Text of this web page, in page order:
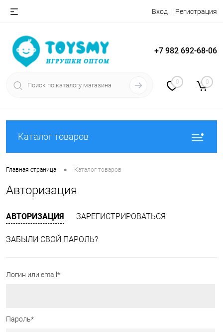
Вход Регистрация
+7 982 692-68-06
0 0
Каталог товаров
Главная страница • Каталог товаров
Авторизация
АВТОРИЗАЦИЯ ЗАРЕГИСТРИРОВАТЬСЯ
ЗАБЫЛИ СВОЙ ПАРОЛЬ?
Логин или email*
Пароль*